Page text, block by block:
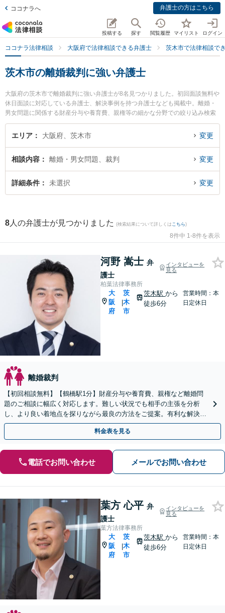
ココナラへ 弁護士の方はこちら
投稿する 探す 閲覧履歴 マイリスト ログイン
ココナラ法律相談 大阪府で法律相談できる弁護士 茨木市で法律相談で
茨木市の離婚裁判に強い弁護士
大阪府の茨木市で離婚裁判に強い弁護士が8名見つかりました。初回面談無料や
休日面談に対応している弁護士、解決事例を持つ弁護士なども掲載中。離婚・
男女問題に関係する財産分与や養育費、親権等の細かな分野での絞り込み検索
もでき便利です。特に柏葉法律事務所の河野 嵩士弁護士や葉方法律事務所の葉
方 心平弁護士、弁護士法人茨木あさひ法律事務所の谷井 光弁護士のプロフィー
ラブル解決の実績豊富な近くの弁護士を検索したい』『初回相談無料で離婚裁
判を法律相談できる茨木市内の弁護士に相談予約したい』などでお困りの相談
者さんにおすすめです。
エリア 大阪府、茨木市 変更
相談内容 離婚・男女問題、裁判 変更
詳細条件 未選択 変更
8 人の弁護士が見つかりました (検索結果について詳しくは こちら)
8件中 1-8件を表示
河野 嵩士 弁
護士
インタビューを
見る
柏葉法律事務所
大
阪
府
|
茨
木
市
茨木駅から
徒歩6分
営業時間：本
日定休日
離婚裁判
【初回相談無料】【鶴橋駅1分】財産分与や養育費、親権など離婚問
題のご相談に幅広く対応します。難しい状況でも相手の主張を分析
し、より良い着地点を探りながら最良の方法をご提案。有利な解決を
目指し粘り強く交渉します【土日祝対応可】【子連れ相談可】
料金表を見る
電話でお問い合わせ メールでお問い合わせ
葉方 心平 弁
護士
インタビューを
見る
葉方法律事務所
大
阪
府
|
茨
木
市
茨木駅から
徒歩6分
営業時間：本
日定休日